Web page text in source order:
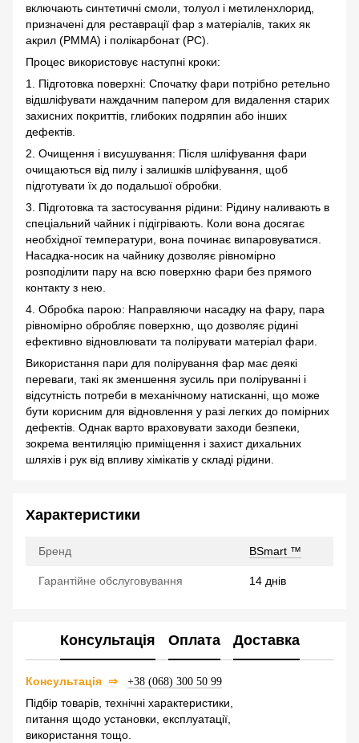
включають синтетичні смоли, толуол і метиленхлорид,
призначені для реставрації фар з матеріалів, таких як
акрил (PMMA) і полікарбонат (PC).
Процес використовує наступні кроки:
1. Підготовка поверхні: Спочатку фари потрібно ретельно
відшліфувати наждачним папером для видалення старих
захисних покриттів, глибоких подряпин або інших
дефектів.
2. Очищення і висушування: Після шліфування фари
очищаються від пилу і залишків шліфування, щоб
підготувати їх до подальшої обробки.
3. Підготовка та застосування рідини: Рідину наливають в
спеціальний чайник і підігрівають. Коли вона досягає
необхідної температури, вона починає випаровуватися.
Насадка-носик на чайнику дозволяє рівномірно
розподілити пару на всю поверхню фари без прямого
контакту з нею.
4. Обробка парою: Направляючи насадку на фару, пара
рівномірно обробляє поверхню, що дозволяє рідині
ефективно відновлювати та полірувати матеріал фари.
Використання пари для полірування фар має деякі
переваги, такі як зменшення зусиль при поліруванні і
відсутність потреби в механічному натисканні, що може
бути корисним для відновлення у разі легких до помірних
дефектів. Однак варто враховувати заходи безпеки,
зокрема вентиляцію приміщення і захист дихальних
шляхів і рук від впливу хімікатів у складі рідини.
Характеристики
Бренд BSmart ™
Гарантійне обслуговування 14 днів
Консультація Оплата Доставка
Консультація ⇒ +38 (068) 300 50 99
Підбір товарів, технічні характеристики,
питання щодо установки, експлуатації,
використання тощо.